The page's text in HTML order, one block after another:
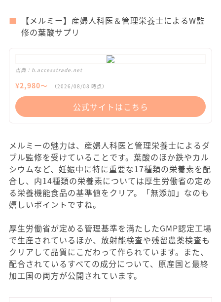
【メルミー】産婦人科医＆管理栄養士によるW監
修の葉酸サプリ
出典： h.accesstrade.net
¥2,980〜 （2026/08/08 時点）
公式サイトはこちら
メルミーの魅力は、産婦人科医と管理栄養士によるダ
ブル監修を受けていることです。葉酸のほか鉄やカル
シウムなど、妊娠中に特に重要な17種類の栄養素を配
合し、内14種類の栄養素については厚生労働省の定め
る栄養機能食品の基準値をクリア。「無添加」なのも
嬉しいポイントですね。
厚生労働省が定める管理基準を満たしたGMP認定工場
で生産されているほか、放射能検査や残留農薬検査も
クリアして品質にこだわって作られています。また、
配合されているすべての成分について、原産国と最終
加工国の両方が公開されています。